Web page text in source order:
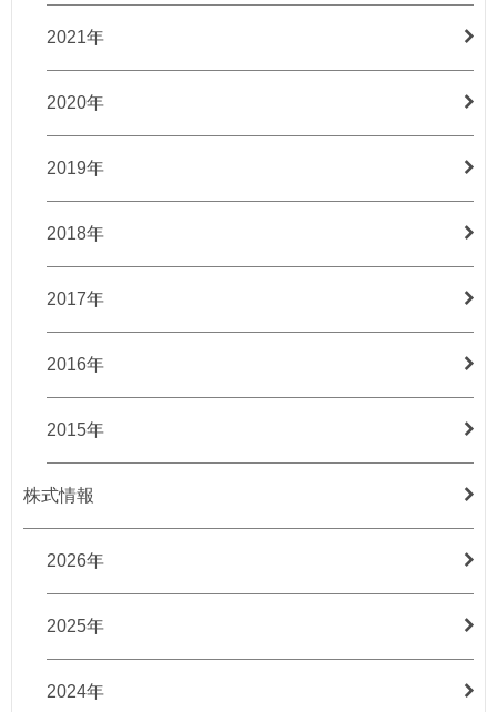
2021年
2020年
2019年
2018年
2017年
2016年
2015年
株式情報
2026年
2025年
2024年